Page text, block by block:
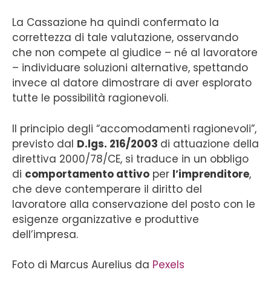
La Cassazione ha quindi confermato la
correttezza di tale valutazione, osservando
che non compete al giudice – né al lavoratore
– individuare soluzioni alternative, spettando
invece al datore dimostrare di aver esplorato
tutte le possibilità ragionevoli.
Il principio degli “accomodamenti ragionevoli”,
previsto dal D.lgs. 216/2003 di attuazione della
direttiva 2000/78/CE, si traduce in un obbligo
di comportamento attivo per l’imprenditore,
che deve contemperare il diritto del
lavoratore alla conservazione del posto con le
esigenze organizzative e produttive
dell’impresa.
Foto di Marcus Aurelius da Pexels